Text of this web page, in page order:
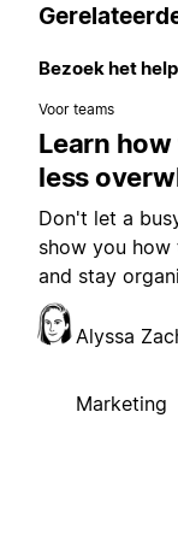
Bezoek het
Voor teams
Learn
less
Don't let a
show you
and stay
Alyssa
Marketing